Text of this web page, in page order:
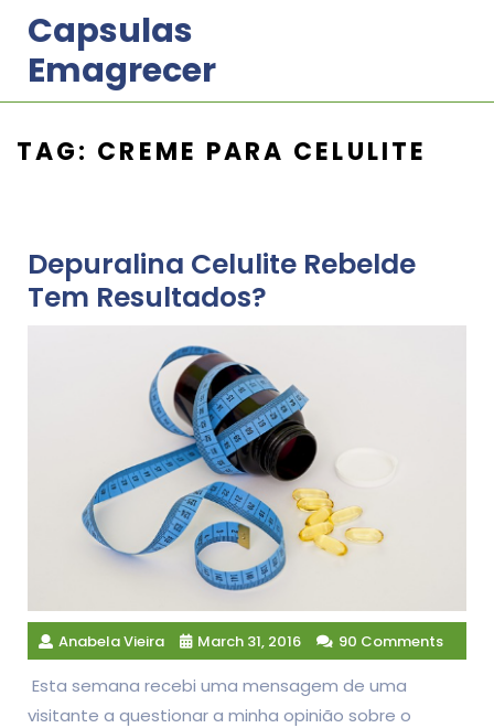
content
Capsulas
Emagrecer
TAG: CREME PARA CELULITE
Depuralina Celulite Rebelde
Tem Resultados?
Anabela Vieira March 31, 2016 90 Comments
Esta semana recebi uma mensagem de uma
visitante a questionar a minha opinião sobre o